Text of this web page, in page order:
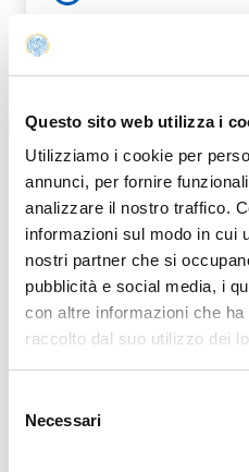
Questo sito web utilizza i
Utilizziamo i cookie per
annunci, per fornire
analizzare il nostro traffico.
informazioni sul modo in cui
nostri partner che si
pubblicità e social media, i
con altre informazioni che
raccolto dal suo utilizzo dei
delNecessari
Altro personale della
indirizzo
Personale tecnico